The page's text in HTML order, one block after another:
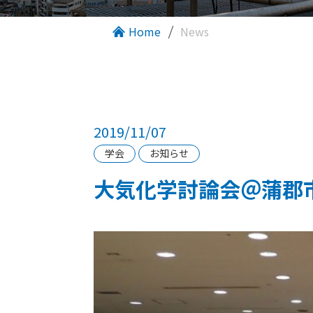
Home News
2019/11/07
学会 お知らせ
大気化学討論会＠蒲郡